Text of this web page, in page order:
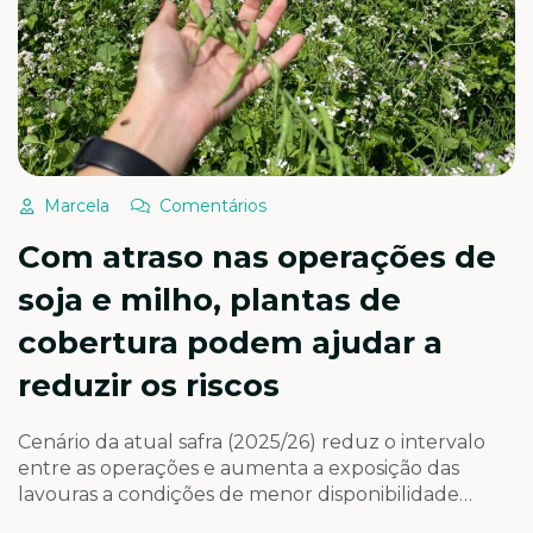
Marcela Comentários
Com atraso nas operações de
soja e milho, plantas de
cobertura podem ajudar a
reduzir os riscos
Cenário da atual safra (2025/26) reduz o intervalo
entre as operações e aumenta a exposição das
lavouras a condições de menor disponibilidade